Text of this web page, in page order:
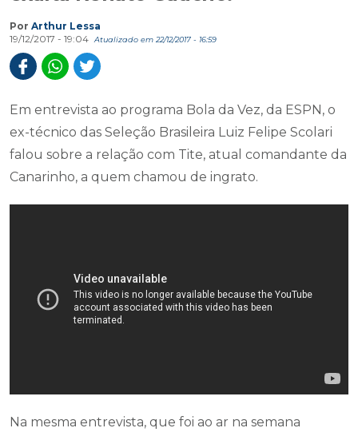
Por Arthur Lessa
19/12/2017 - 19:04
Atualizado em 22/12/2017 - 16:59
Em entrevista ao programa Bola da Vez, da ESPN, o
ex-técnico das Seleção Brasileira Luiz Felipe Scolari
falou sobre a relação com Tite, atual comandante da
Canarinho, a quem chamou de ingrato.
Na mesma entrevista, que foi ao ar na semana